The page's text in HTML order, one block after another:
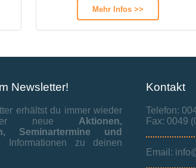
Mehr Infos >>
Newsletter!
erhältst du immer wieder
neue Aktionen,
Seminartermine und
Informationen zu deinen
Kontakt
Telefon:
Fax: 0049
Email: